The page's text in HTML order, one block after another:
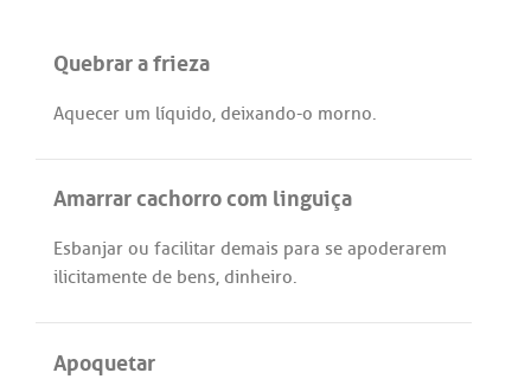
Quebrar a frieza
Aquecer um líquido, deixando-o morno.
Amarrar cachorro com linguiça
Esbanjar ou facilitar demais para se apoderarem
ilicitamente de bens, dinheiro.
Apoquetar